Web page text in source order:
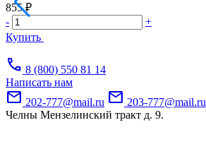
855 ₽
-
+
Купить
call 8 (800) 550 81 14
Написать нам
mail 202-777@mail.ru mail 203-777@mail.ru
Челны Мензелинский тракт д. 9.